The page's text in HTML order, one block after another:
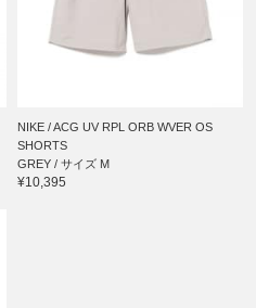
NIKE / ACG UV RPL ORB WVER OS
SHORTS
GREY / サイズ M
¥10,395